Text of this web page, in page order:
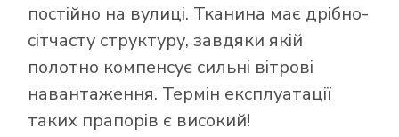
постійно на вулиці. Тканина має дрібно-
сітчасту структуру, завдяки якій
полотно компенсує сильні вітрові
навантаження. Термін експлуатації
таких прапорів є високий!